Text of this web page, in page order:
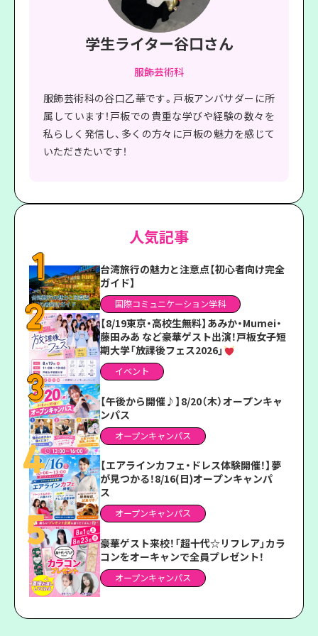
学生ライター谷口さん
服飾芸術科
服飾芸術科の谷口乙華です。戸板アンバサダーに所
属しています！戸板での貴重な学びや経験の数々を
私らしく発信し、多くの方々に戸板の魅力を感じて
いただきたいです！
人気記事
台湾旅行の魅力と注意点【初心者向け完全
ガイド】
国際コミュニケーション学科
【8/19東京・高校生無料】あみか・Mumei・
藤田みあ など豪華ゲスト出演！戸板女子短
期大学「放課後フェス2026」
イベント
【午後から開催♪】8/20（木）オープンキャ
ンパス
オープンキャンパス
【エアラインカフェ・ドレス体験開催！】夢
が見つかる！8/16(日)オープンキャンパ
ス
オープンキャンパス
豪華ゲスト来校！「超十代☆リフレア」カラ
コンをオーキャンで全員プレゼント！
オープンキャンパス